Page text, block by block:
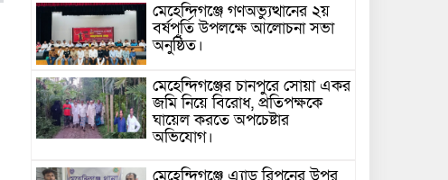
মেহেন্দিগঞ্জে গণঅভ্যুত্থানের ২য়
বর্ষপূর্তি উপলক্ষে আলোচনা সভা
অনুষ্ঠিত।
মেহেন্দিগঞ্জের চানপুরে সোয়া একর
জমি নিয়ে বিরোধ, প্রতিপক্ষকে
ঘায়েল করতে অপচেষ্টার
অভিযোগ।
মেহেন্দিগঞ্জে এ্যাড রিপনের উপর